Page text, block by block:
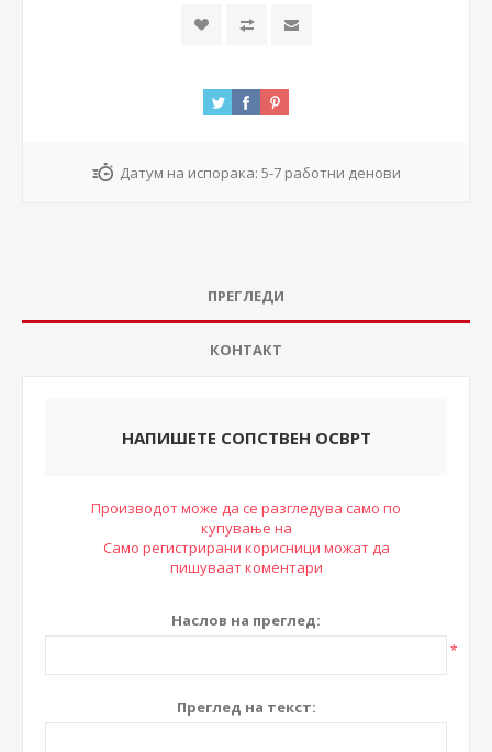
Датум на испорака: 5-7 работни денови
ПРЕГЛЕДИ
КОНТАКТ
НАПИШЕТЕ СОПСТВЕН ОСВРТ
Производот може да се разгледува само по
купување на
Само регистрирани корисници можат да
пишуваат коментари
Наслов на преглед:
*
Преглед на текст: